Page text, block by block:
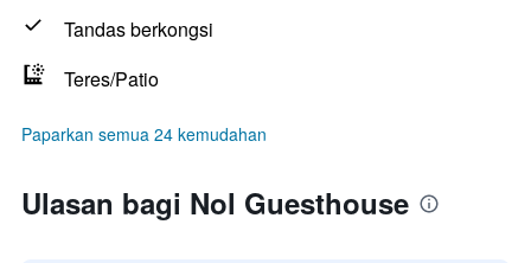
Tandas berkongsi
Teres/Patio
Paparkan semua 24 kemudahan
Ulasan bagi Nol Guesthouse